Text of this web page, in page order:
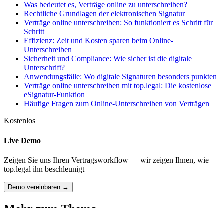
Was bedeutet es, Verträge online zu unterschreiben?
Rechtliche Grundlagen der elektronischen Signatur
Verträge online unterschreiben: So funktioniert es Schritt für
Schritt
Effizienz: Zeit und Kosten sparen beim Online-
Unterschreiben
Sicherheit und Compliance: Wie sicher ist die digitale
Unterschrift?
Anwendungsfälle: Wo digitale Signaturen besonders punkten
Verträge online unterschreiben mit top.legal: Die kostenlose
eSignatur-Funktion
Häufige Fragen zum Online-Unterschreiben von Verträgen
Kostenlos
Live Demo
Zeigen Sie uns Ihren Vertragsworkflow — wir zeigen Ihnen, wie
top.legal ihn beschleunigt
Demo vereinbaren →